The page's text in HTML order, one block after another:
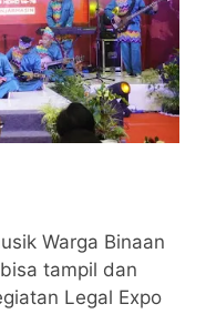
Warga Binaan
tampil dan
Legal Expo